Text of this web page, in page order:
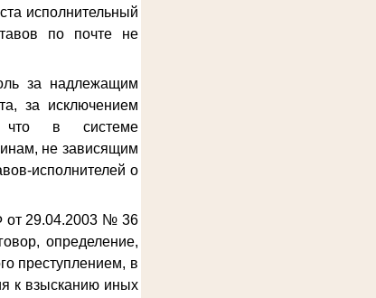
исполнительный
по почте не
за надлежащим
за исключением
что в системе
не зависящим
исполнителей о
от 29.04.2003 № 36
определение,
преступлением, в
к взысканию иных